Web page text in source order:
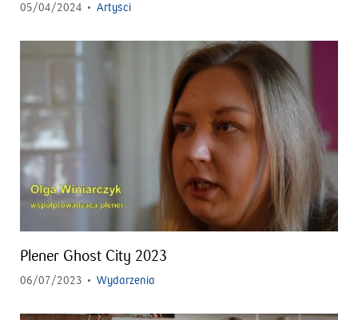
05/04/2024 Artyści
Plener Ghost City 2023
06/07/2023 Wydarzenia